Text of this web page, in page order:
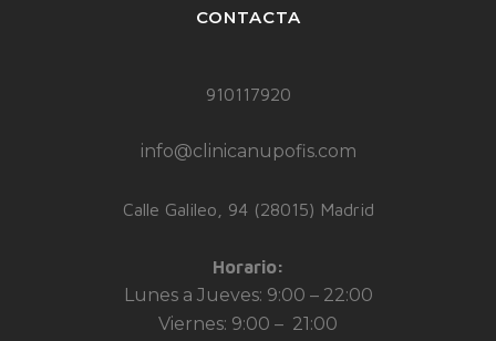
CONTACTA
910117920
info@clinicanupofis.com
Calle Galileo, 94 (28015) Madrid
Horario:
Lunes a Jueves: 9:00 – 22:00
Viernes: 9:00 – 21:00